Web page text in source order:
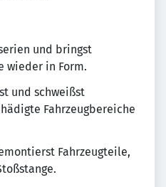
und bringst
wieder in Form.
und schweißst
Fahrzeugbereiche
Fahrzeugteile,